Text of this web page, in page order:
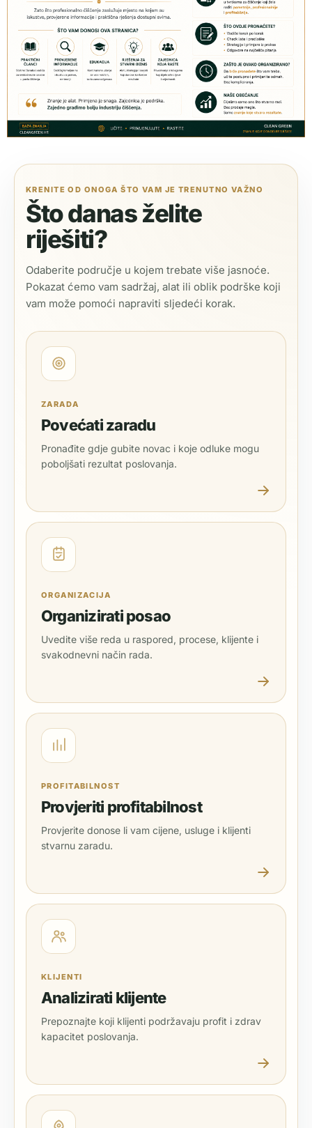
KRENITE OD ONOGA ŠTO VAM JE TRENUTNO VAŽNO
Što danas želite
riješiti?
Odaberite područje u kojem trebate više jasnoće.
Pokazat ćemo vam sadržaj, alat ili oblik podrške koji
vam može pomoći napraviti sljedeći korak.
ZARADA
Povećati zaradu
Pronađite gdje gubite novac i koje odluke mogu
poboljšati rezultat poslovanja.
ORGANIZACIJA
Organizirati posao
Uvedite više reda u raspored, procese, klijente i
svakodnevni način rada.
PROFITABILNOST
Provjeriti profitabilnost
Provjerite donose li vam cijene, usluge i klijenti
stvarnu zaradu.
KLIJENTI
Analizirati klijente
Prepoznajte koji klijenti podržavaju profit i zdrav
kapacitet poslovanja.